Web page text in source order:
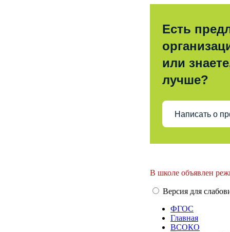
Есть
или
лучше?
Написать о
В школе объявлен
Версия для
ФГОС
Главная
ВСОКО